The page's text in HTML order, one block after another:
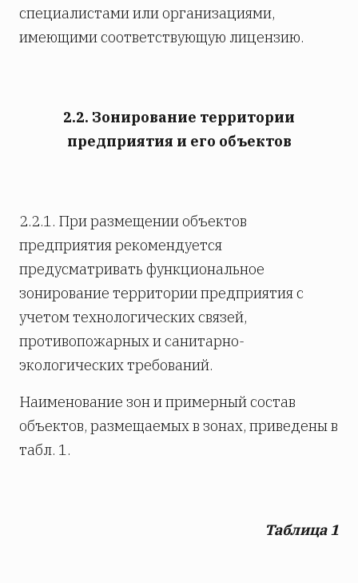
специалистами или организациями,
имеющими соответствующую лицензию.
2.2. Зонирование территории
предприятия и его объектов
2.2.1. При размещении объектов
предприятия рекомендуется
предусматривать функциональное
зонирование территории предприятия с
учетом технологических связей,
противопожарных и санитарно-
экологических требований.
Наименование зон и примерный состав
объектов, размещаемых в зонах, приведены в
табл. 1.
Таблица1